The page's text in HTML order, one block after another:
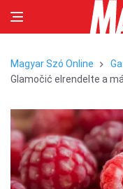
Magyar Szó Online
Glamočić elrendelte a